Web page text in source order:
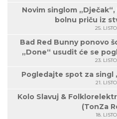
Novim singlom
bolnu priču iz
25.
Bad Red Bunny ponovo
„Done“ usudit će se
23.
Pogledajte spot za singl
21.
Kolo Slavuj &
(TonZa
18.